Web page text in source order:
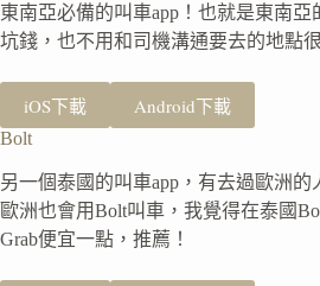
東南亞必備的叫車app！也就是東南亞
坑錢，也不用和司機溝通要去的地點很
iOS下載 Android下載
Bolt
另一個泰國的叫車app，有去過歐洲的
歐洲也會用Bolt叫車，我覺得在泰國
Grab便宜一點，推薦！